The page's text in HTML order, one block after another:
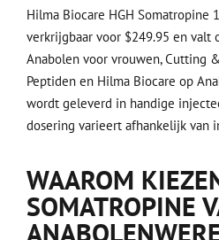
Hilma Biocare HGH Somatropine
verkrijgbaar voor $249.95 en valt
Anabolen voor vrouwen, Cutting
Peptiden en Hilma Biocare op
wordt geleverd in handige
dosering varieert afhankelijk van
WAAROM
SOMATROPINE